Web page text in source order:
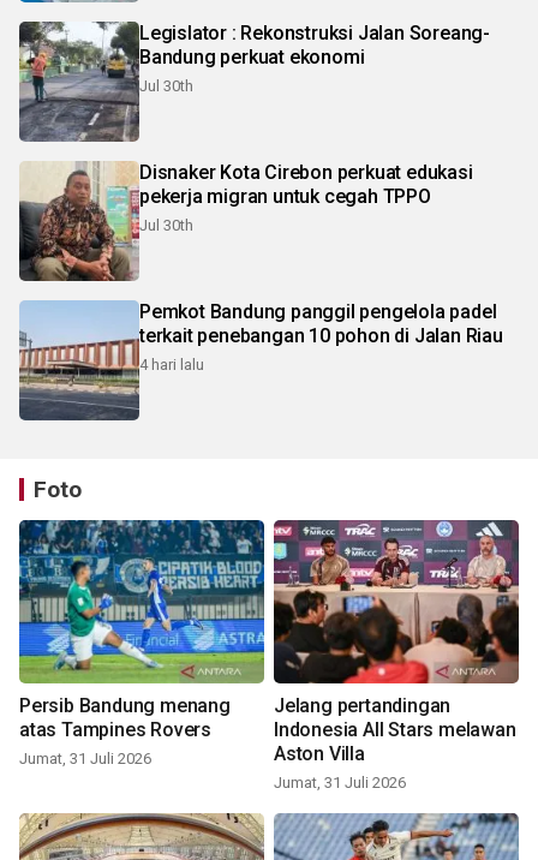
Legislator : Rekonstruksi Jalan Soreang-
Bandung perkuat ekonomi
Jul 30th
Disnaker Kota Cirebon perkuat edukasi
pekerja migran untuk cegah TPPO
Jul 30th
Pemkot Bandung panggil pengelola padel
terkait penebangan 10 pohon di Jalan Riau
4 hari lalu
Foto
Persib Bandung menang
atas Tampines Rovers
Jumat, 31 Juli 2026
Jelang pertandingan
Indonesia All Stars melawan
Aston Villa
Jumat, 31 Juli 2026